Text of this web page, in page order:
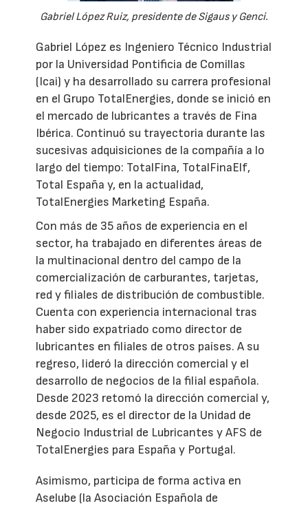
Gabriel López Ruiz, presidente de Sigaus y Genci.
Gabriel López es Ingeniero Técnico Industrial
por la Universidad Pontificia de Comillas
(Icai) y ha desarrollado su carrera profesional
en el Grupo TotalEnergies, donde se inició en
el mercado de lubricantes a través de Fina
Ibérica. Continuó su trayectoria durante las
sucesivas adquisiciones de la compañía a lo
largo del tiempo: TotalFina, TotalFinaElf,
Total España y, en la actualidad,
TotalEnergies Marketing España.
Con más de 35 años de experiencia en el
sector, ha trabajado en diferentes áreas de
la multinacional dentro del campo de la
comercialización de carburantes, tarjetas,
red y filiales de distribución de combustible.
Cuenta con experiencia internacional tras
haber sido expatriado como director de
lubricantes en filiales de otros países. A su
regreso, lideró la dirección comercial y el
desarrollo de negocios de la filial española.
Desde 2023 retomó la dirección comercial y,
desde 2025, es el director de la Unidad de
Negocio Industrial de Lubricantes y AFS de
TotalEnergies para España y Portugal.
Asimismo, participa de forma activa en
Aselube (la Asociación Española de